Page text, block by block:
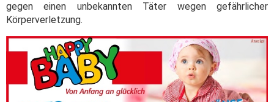
gegen einen unbekannten Täter wegen gefährlicher
Körperverletzung.